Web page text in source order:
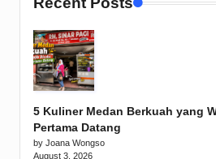
5 Kuliner Medan Berkuah yang
Pertama Datang
by Joana Wongso
August 3, 2026